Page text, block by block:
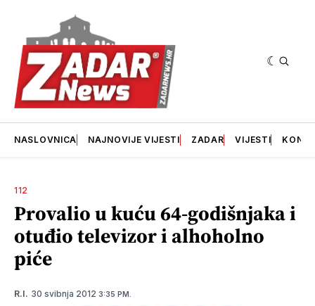
NASLOVNICA NAJNOVIJE VIJESTI ZADAR VIJESTI
112
Provalio u kuću 64-godišnjaka i
otuđio televizor i alhoholno
piće
R.I. 30 svibnja 2012 3:35 PM.